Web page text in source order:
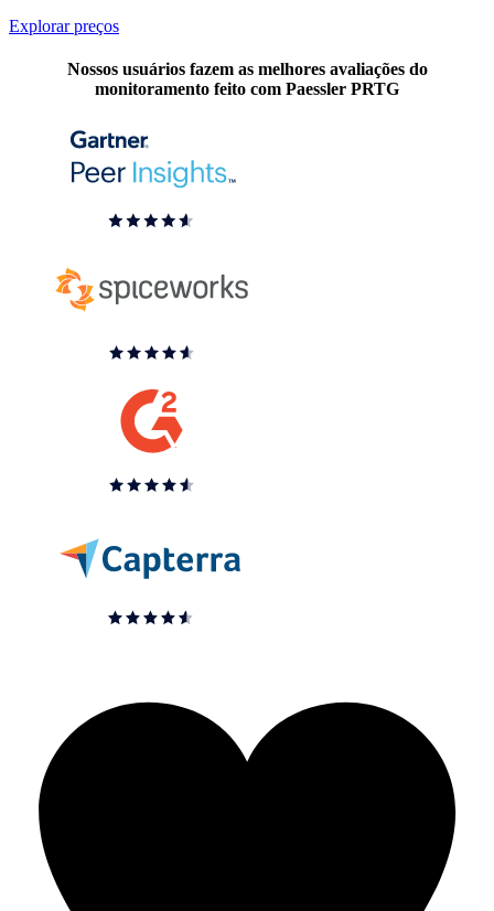
Explorar preços
Nossos usuários fazem as melhores avaliações do
monitoramento feito com Paessler PRTG